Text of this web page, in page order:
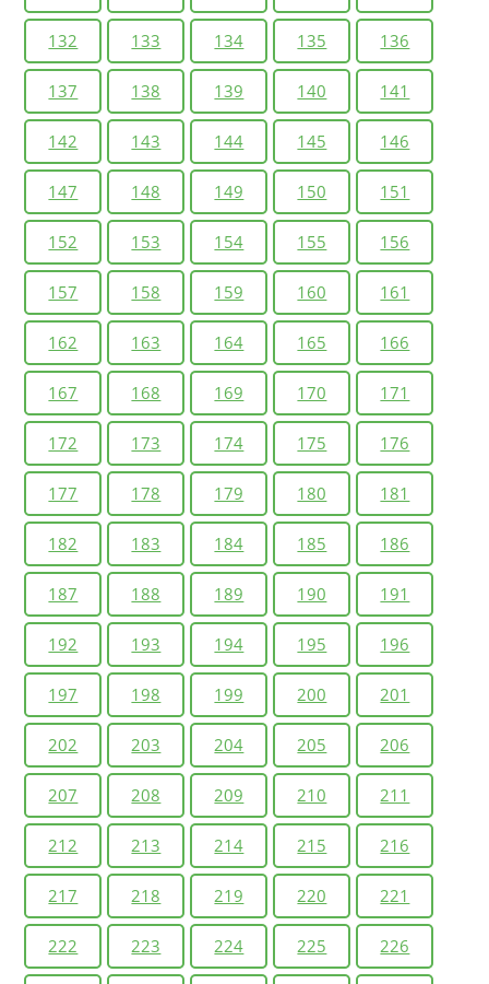
132 133 134 135 136
137 138 139 140 141
142 143 144 145 146
147 148 149 150 151
152 153 154 155 156
157 158 159 160 161
162 163 164 165 166
167 168 169 170 171
172 173 174 175 176
177 178 179 180 181
182 183 184 185 186
187 188 189 190 191
192 193 194 195 196
197 198 199 200 201
202 203 204 205 206
207 208 209 210 211
212 213 214 215 216
217 218 219 220 221
222 223 224 225 226